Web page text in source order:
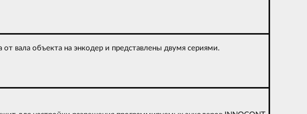
вала объекта на энкодер и представлены двумя сериями.